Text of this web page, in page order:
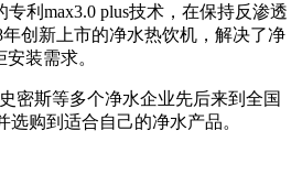
利max3.0 plus技术，在保持反渗透
创新上市的净水热饮机，解决了净
装需求。
密斯等多个净水企业先后来到全国
购到适合自己的净水产品。